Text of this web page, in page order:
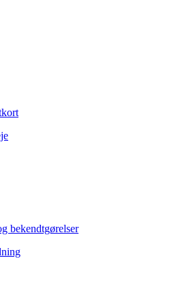
bekendtgørelser